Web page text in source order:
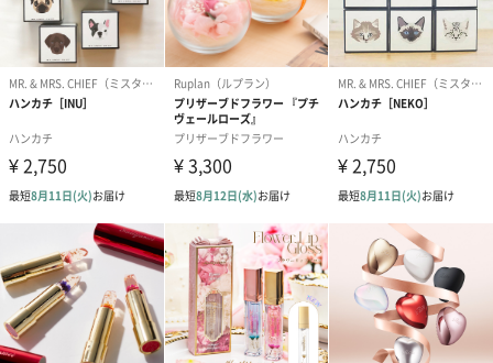
紙袋
お渡し用の紙袋です。
商品に合わせたサイズをお届けします。
あり（280円）